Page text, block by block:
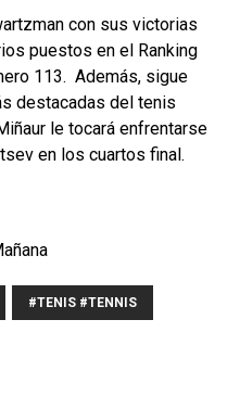
con sus victorias
puestos en el Ranking
113. Además, sigue
destacadas del tenis
le tocará enfrentarse
en los cuartos final.
#TENIS #TENNIS